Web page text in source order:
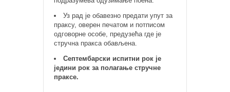
Уз рад је обавезно предати упут за
праксу, оверен печатом и потписом
одговорне особе, предузећа где је
стручна пракса обављена.
Септембарски испитни рок је
једини рок за полагање стручне
праксе.